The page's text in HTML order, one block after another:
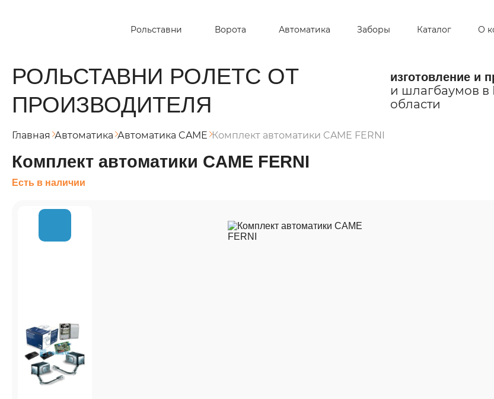
Рольставни Ворота Автоматика Заборы Каталог О
РОЛЬСТАВНИ РОЛЕТС ОТ
ПРОИЗВОДИТЕЛЯ
изготовление и
и шлагбаумов
области
Главная Автоматика Автоматика CAME Комплект автоматики CAME FERNI
Комплект автоматики CAME FERNI
Есть в наличии